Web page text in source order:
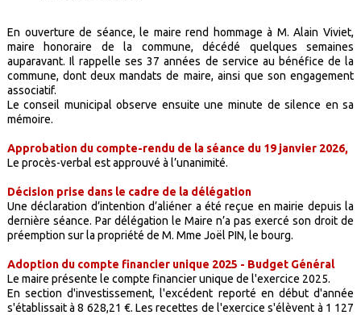
En ouverture de séance, le maire rend hommage à M. Alain Viviet,
maire honoraire de la commune, décédé quelques semaines
auparavant. Il rappelle ses 37 années de service au bénéfice de la
commune, dont deux mandats de maire, ainsi que son engagement
associatif.
Le conseil municipal observe ensuite une minute de silence en sa
mémoire.
Approbation du compte-rendu de la séance du 19 janvier 2026,
Le procès-verbal est approuvé à l’unanimité.
Décision prise dans le cadre de la délégation
Une déclaration d’intention d’aliéner a été reçue en mairie depuis la
dernière séance. Par délégation le Maire n’a pas exercé son droit de
préemption sur la propriété de M. Mme Joël PIN, le bourg.
Adoption du compte financier unique 2025 - Budget Général
Le maire présente le compte financier unique de l'exercice 2025.
En section d'investissement, l'excédent reporté en début d'année
s'établissait à 8 628,21 €. Les recettes de l'exercice s'élèvent à 1 127